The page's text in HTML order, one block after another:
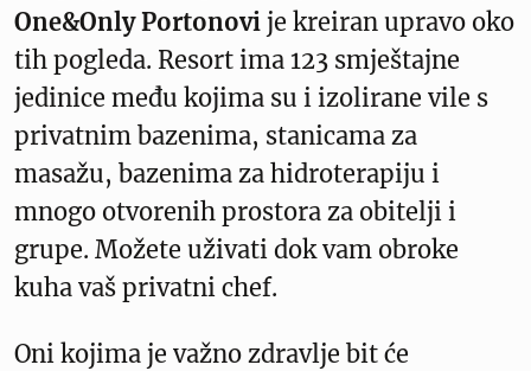
One&Only Portonovi je kreiran upravo oko
tih pogleda. Resort ima 123 smještajne
jedinice među kojima su i izolirane vile s
privatnim bazenima, stanicama za
masažu, bazenima za hidroterapiju i
mnogo otvorenih prostora za obitelji i
grupe. Možete uživati dok vam obroke
kuha vaš privatni chef.
Oni kojima je važno zdravlje bit će